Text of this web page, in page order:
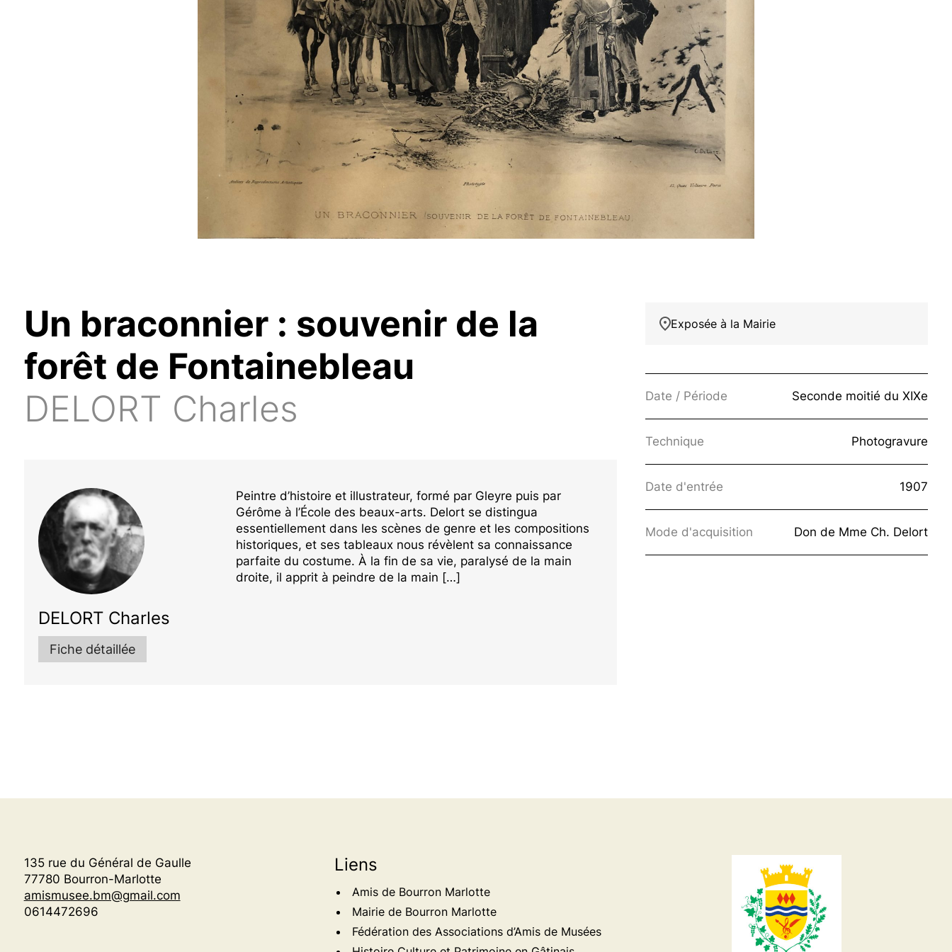
Un braconnier : souvenir de la
forêt de Fontainebleau
DELORT Charles
DELORT Charles
Fiche détaillée
Peintre d’histoire et illustrateur, formé par Gleyre puis par
Gérôme à l’École des beaux-arts. Delort se distingua
essentiellement dans les scènes de genre et les compositions
historiques, et ses tableaux nous révèlent sa connaissance
parfaite du costume. À la fin de sa vie, paralysé de la main
droite, il apprit à peindre de la main […]
Exposée à la Mairie
Date / Période Seconde moitié du XIXe
Technique Photogravure
Date d'entrée 1907
Mode d'acquisition Don de Mme Ch. Delort
135 rue du Général de Gaulle
77780 Bourron-Marlotte
amismusee.bm@gmail.com
0614472696
Liens
Amis de Bourron Marlotte
Mairie de Bourron Marlotte
Fédération des Associations d’Amis de Musées